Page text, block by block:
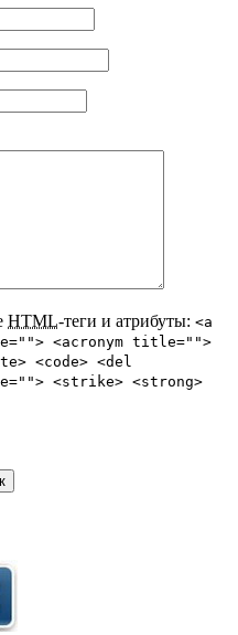
HTML-теги и атрибуты: <a
<acronym title="">
<code> <del
<strike> <strong>